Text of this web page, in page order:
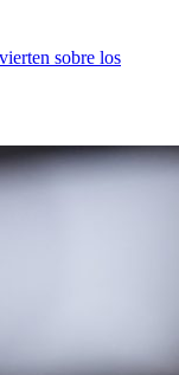
sobre los